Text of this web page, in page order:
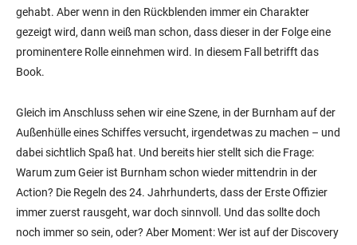
gehabt. Aber wenn in den Rückblenden immer ein Charakter
gezeigt wird, dann weiß man schon, dass dieser in der Folge eine
prominentere Rolle einnehmen wird. In diesem Fall betrifft das
Book.
Gleich im Anschluss sehen wir eine Szene, in der Burnham auf der
Außenhülle eines Schiffes versucht, irgendetwas zu machen – und
dabei sichtlich Spaß hat. Und bereits hier stellt sich die Frage:
Warum zum Geier ist Burnham schon wieder mittendrin in der
Action? Die Regeln des 24. Jahrhunderts, dass der Erste Offizier
immer zuerst rausgeht, war doch sinnvoll. Und das sollte doch
noch immer so sein, oder? Aber Moment: Wer ist auf der Discovery